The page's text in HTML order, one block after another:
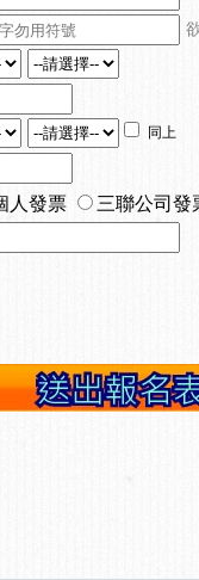
同上
人發票 三聯公司發